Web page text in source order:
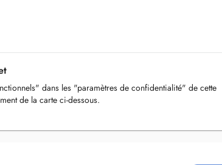
dans les "paramètres de confidentialité" de cette
de la carte ci-dessous.